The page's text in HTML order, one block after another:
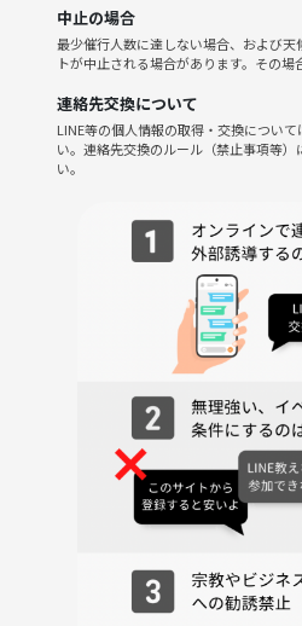
当サークルに参加に方は大半が初めての
今回も前回同様
比較的軽いゲームをご用意させて
頂く予定です。
他のイベントにはない交流会的な時間を
★またそのまま キッチン付きのパー
スペースのため19:00からは
一旦 乾杯と交流会を設けようと
考えております。その後22:30まで
はボードゲームなど自由にお過ごし下さ
★参加費 初参加チケット★
1000円➕つなげーと参加費
つなげーと参加費はVIP等の条件で
各自確認お願いします
中止の場合
最少催行人数に達しない場合、および
トが中止される場合があります。その場
連絡先交換について
LINE等の個人情報の取得・交換につい
い。連絡先交換のルール（禁止事項等）
い。